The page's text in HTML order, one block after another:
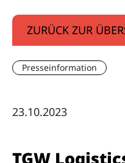
ZURÜCK ZUR
Presseinformation
23.10.2023
TGW